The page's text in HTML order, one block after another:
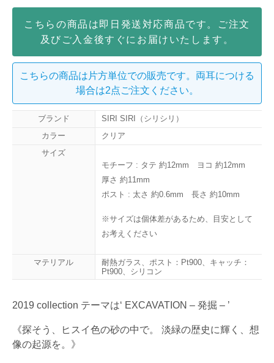
こちらの商品は即日発送対応商品です。ご注文
及びご入金後すぐにお届けいたします。
こちらの商品は片方単位での販売です。両耳につける
場合は2点ご注文ください。
ブランド
SIRI SIRI（シリシリ）
カラー
クリア
サイズ
モチーフ : タテ 約12mm ヨコ 約12mm
厚さ 約11mm
ポスト : 太さ 約0.6mm 長さ 約10mm
※サイズは個体差があるため、目安として
お考えください
マテリアル
耐熱ガラス、ポスト：Pt900、キャッチ：
Pt900、シリコン
2019 collection テーマは‘ EXCAVATION – 発掘 – ’
《探そう、ヒスイ色の砂の中で。 淡緑の歴史に輝く、想
像の起源を。》